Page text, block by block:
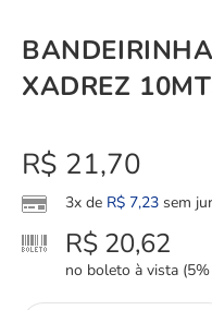
XADREZ
R$ 21,70
3x de R$ 7,23 sem
R$ 20,62
no boleto à vista